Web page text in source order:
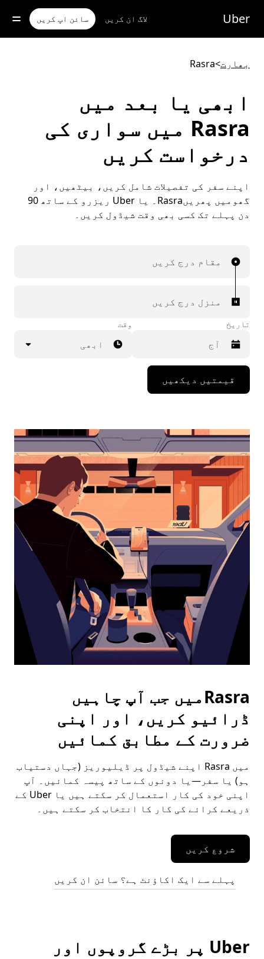
مواد
جائیں
Uber لاگ ان کریں سائن اپ کریں
بھارت>
Rasra
ابھی یا بعد میں
Rasra میں سواری کی
درخواست کریں
اپنے سفر کی تفصیلات شامل کریں، بیٹھیں، اور
گھومیں پھریںRasra۔ یا Uber ریزرو کے ساتھ 90
دن پہلے تک کسی بھی وقت شیڈول کریں۔
مقام درج کریں
منزل درج کریں
تاریخ
Press
down
interact
the
calendar
and
select
a
date.
Press
the
escape
button
the
calendar.
وقت
ابھی
قیمتیں دیکھیں
Rasraمیں جب آپ چاہیں
ڈرائیو کریں، اور اپنی
ضرورت کے مطابق کمائیں
میں Rasra اپنے شیڈول پر ڈیلیوریز (جہاں دستیاب
ہو) یا سفر—یا دونوں کے ساتھ پیسہ کمائیں۔ آپ
اپنی خود کی کار استعمال کر سکتے ہیں یا Uber کے
ذریعے کرائے کی کار کا انتخاب کر سکتے ہیں۔
شروع کریں
پہلے سے ایک اکاؤنٹ ہے؟ سائن ان کریں
Uber پر بڑے گروپوں اور